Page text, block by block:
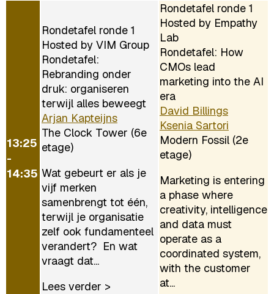
13:25
-
14:35
Rondetafel ronde 1
Hosted by VIM Group
Rondetafel:
Rebranding onder
druk: organiseren
terwijl alles beweegt
Arjan Kapteijns
The Clock Tower (6e
etage)
Wat gebeurt er als je
vijf merken
samenbrengt tot één,
terwijl je organisatie
zelf ook fundamenteel
verandert? En wat
vraagt dat...
Lees verder >
Rondetafel ronde 1
Hosted by Empathy
Lab
Rondetafel: How
CMOs lead
marketing into the AI
era
David Billings
Ksenia Sartori
Modern Fossil (2e
etage)
Marketing is entering
a phase where
creativity, intelligence
and data must
operate as a
coordinated system,
with the customer
at...